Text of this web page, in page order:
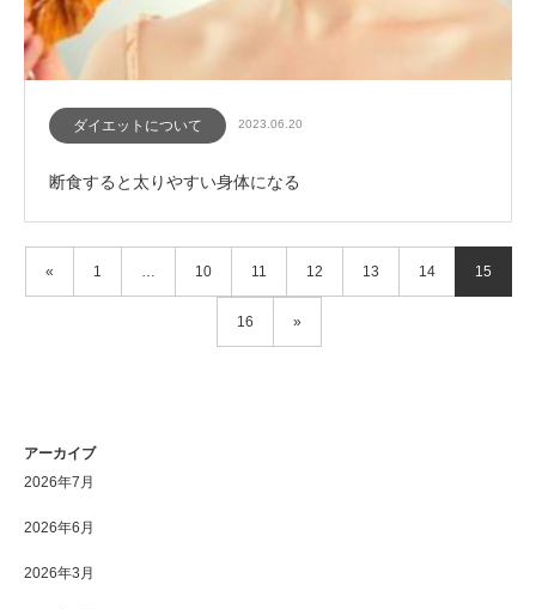
ダイエットについて 2023.06.20
断食すると太りやすい身体になる
« 1 … 10 11 12 13 14 15
16 »
アーカイブ
2026年7月
2026年6月
2026年3月